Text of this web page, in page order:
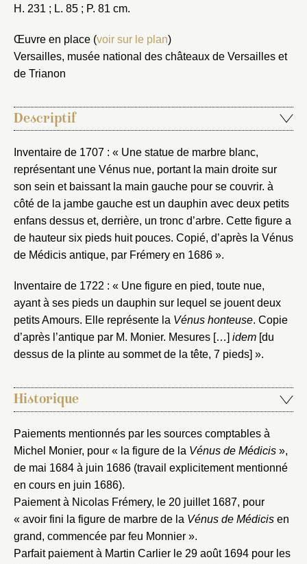
H. 231 ; L. 85 ; P. 81 cm.
Œuvre en place (voir sur le plan)
Versailles, musée national des châteaux de Versailles et
de Trianon
Descriptif
Inventaire de 1707 : « Une statue de marbre blanc,
représentant une Vénus nue, portant la main droite sur
son sein et baissant la main gauche pour se couvrir. à
côté de la jambe gauche est un dauphin avec deux petits
enfans dessus et, derrière, un tronc d’arbre. Cette figure a
de hauteur six pieds huit pouces. Copié, d’après la Vénus
de Médicis antique, par Frémery en 1686 ».
Inventaire de 1722 : « Une figure en pied, toute nue,
ayant à ses pieds un dauphin sur lequel se jouent deux
petits Amours. Elle représente la Vénus honteuse. Copie
d’après l’antique par M. Monier. Mesures […] idem [du
dessus de la plinte au sommet de la tête, 7 pieds] ».
Historique
Paiements mentionnés par les sources comptables à
Michel Monier, pour « la figure de la Vénus de Médicis »,
de mai 1684 à juin 1686 (travail explicitement mentionné
en cours en juin 1686).
Paiement à Nicolas Frémery, le 20 juillet 1687, pour
« avoir fini la figure de marbre de la Vénus de Médicis en
grand, commencée par feu Monnier ».
Parfait paiement à Martin Carlier le 29 août 1694 pour les